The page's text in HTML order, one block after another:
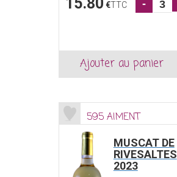
€TTC -
Ajouter au panier
595 AIMENT
MUSCAT DE
RIVESALTES
2023